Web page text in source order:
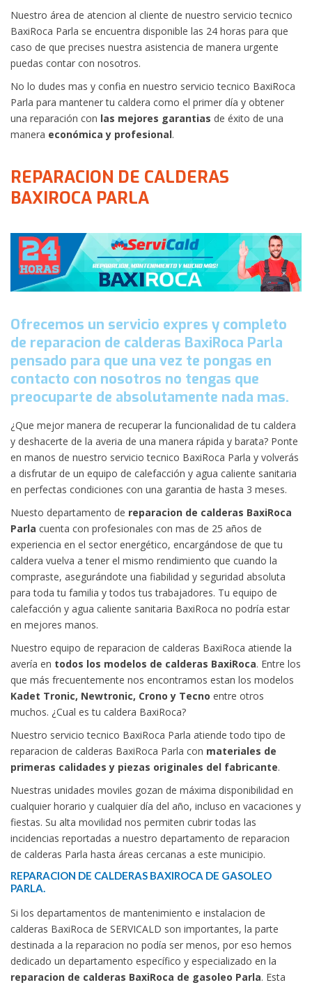
Nuestro área de atencion al cliente de nuestro servicio tecnico
BaxiRoca Parla se encuentra disponible las 24 horas para que
caso de que precises nuestra asistencia de manera urgente
puedas contar con nosotros.
No lo dudes mas y confia en nuestro servicio tecnico BaxiRoca
Parla para mantener tu caldera como el primer día y obtener
una reparación con las mejores garantias de éxito de una
manera económica y profesional.
REPARACION DE CALDERAS
BAXIROCA PARLA
Ofrecemos un servicio expres y completo
de reparacion de calderas BaxiRoca Parla
pensado para que una vez te pongas en
contacto con nosotros no tengas que
preocuparte de absolutamente nada mas.
¿Que mejor manera de recuperar la funcionalidad de tu caldera
y deshacerte de la averia de una manera rápida y barata? Ponte
en manos de nuestro servicio tecnico BaxiRoca Parla y volverás
a disfrutar de un equipo de calefacción y agua caliente sanitaria
en perfectas condiciones con una garantia de hasta 3 meses.
Nuesto departamento de reparacion de calderas BaxiRoca
Parla cuenta con profesionales con mas de 25 años de
experiencia en el sector energético, encargándose de que tu
caldera vuelva a tener el mismo rendimiento que cuando la
compraste, asegurándote una fiabilidad y seguridad absoluta
para toda tu familia y todos tus trabajadores. Tu equipo de
calefacción y agua caliente sanitaria BaxiRoca no podría estar
en mejores manos.
Nuestro equipo de reparacion de calderas BaxiRoca atiende la
avería en todos los modelos de calderas BaxiRoca. Entre los
que más frecuentemente nos encontramos estan los modelos
Kadet Tronic, Newtronic, Crono y Tecno entre otros
muchos. ¿Cual es tu caldera BaxiRoca?
Nuestro servicio tecnico BaxiRoca Parla atiende todo tipo de
reparacion de calderas BaxiRoca Parla con materiales de
primeras calidades y piezas originales del fabricante.
Nuestras unidades moviles gozan de máxima disponibilidad en
cualquier horario y cualquier día del año, incluso en vacaciones y
fiestas. Su alta movilidad nos permiten cubrir todas las
incidencias reportadas a nuestro departamento de reparacion
de calderas Parla hasta áreas cercanas a este municipio.
REPARACION DE CALDERAS BAXIROCA DE GASOLEO
PARLA.
Si los departamentos de mantenimiento e instalacion de
calderas BaxiRoca de SERVICALD son importantes, la parte
destinada a la reparacion no podía ser menos, por eso hemos
dedicado un departamento específico y especializado en la
reparacion de calderas BaxiRoca de gasoleo Parla. Esta